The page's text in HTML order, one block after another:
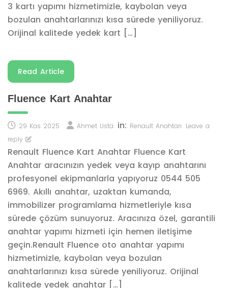
3 kartı yapımı hizmetimizle, kaybolan veya
bozulan anahtarlarınızı kısa sürede yeniliyoruz.
Orijinal kalitede yedek kart […]
Read Article
Fluence Kart Anahtar
29 Kas 2025 Ahmet Usta in: Renault Anahtarı Leave a
reply
Renault Fluence Kart Anahtar Fluence Kart
Anahtar aracınızın yedek veya kayıp anahtarını
profesyonel ekipmanlarla yapıyoruz 0544 505
6969. Akıllı anahtar, uzaktan kumanda,
immobilizer programlama hizmetleriyle kısa
sürede çözüm sunuyoruz. Aracınıza özel, garantili
anahtar yapımı hizmeti için hemen iletişime
geçin.Renault Fluence oto anahtar yapımı
hizmetimizle, kaybolan veya bozulan
anahtarlarınızı kısa sürede yeniliyoruz. Orijinal
kalitede yedek anahtar […]